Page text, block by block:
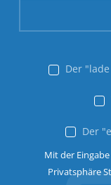
Der
Der
Mit der
Privatsphäre